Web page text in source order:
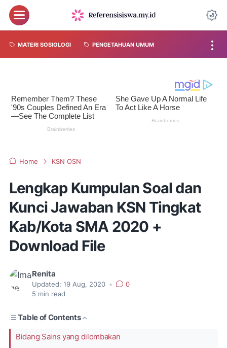
MATERI SOSIOLOGI PENGETAHUAN UMUM
Home KSN OSN
Lengkap Kumpulan Soal dan
Kunci Jawaban KSN Tingkat
Kab/Kota SMA 2020 +
Download File
Renita
Updated: 19 Aug, 2020 •
0
5 min read
Table of Contents
Bidang Sains yang dilombakan